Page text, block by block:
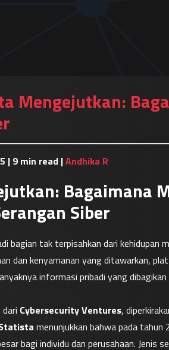
Mengejutkan:
| 9 min read |Andhika R
Bagaimana
Siber
bagian tak terpisahkan dari kehidupan
dan kenyamanan yang ditawarkan,
informasi pribadi yang
Cybersecurity Ventures,
menunjukkan bahwa pada tahun
bagi individu dan perusahaan. Jenis